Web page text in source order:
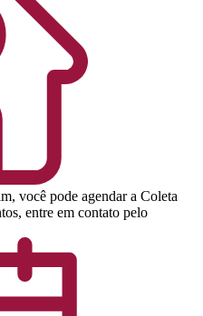
você pode agendar a Coleta
entre em contato pelo